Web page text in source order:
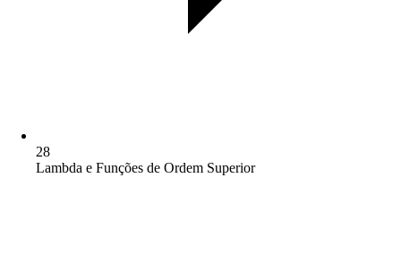
28
Lambda e Funções de Ordem Superior